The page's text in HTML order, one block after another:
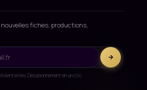
fiches, productions,
Désabonnement en un clic.